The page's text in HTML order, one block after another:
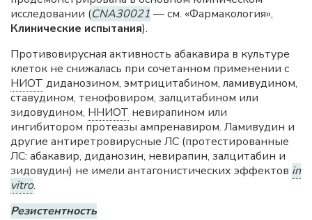
исследовании (CNA30021 — см. «Фармакология»,
Клинические испытания).
Противовирусная активность абакавира в культуре
клеток не снижалась при сочетанном применении с
НИОТ диданозином, эмтрицитабином, ламивудином,
ставудином, тенофовиром, залцитабином или
зидовудином, ННИОТ невирапином или
ингибитором протеазы ампренавиром. Ламивудин и
другие антиретровирусные ЛС (протестированные
ЛС: абакавир, диданозин, невирапин, залцитабин и
зидовудин) не имели антагонистических эффектов in
vitro.
Резистентность